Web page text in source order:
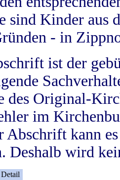
sind Kinder aus
- in
ist der
des Original-
im
Abschrift kann
Deshalb wird
Detail